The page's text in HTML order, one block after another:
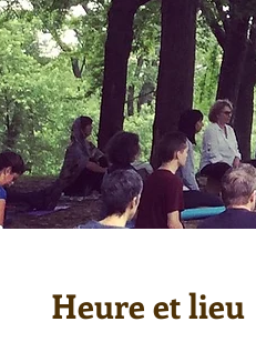
Heure et lieu